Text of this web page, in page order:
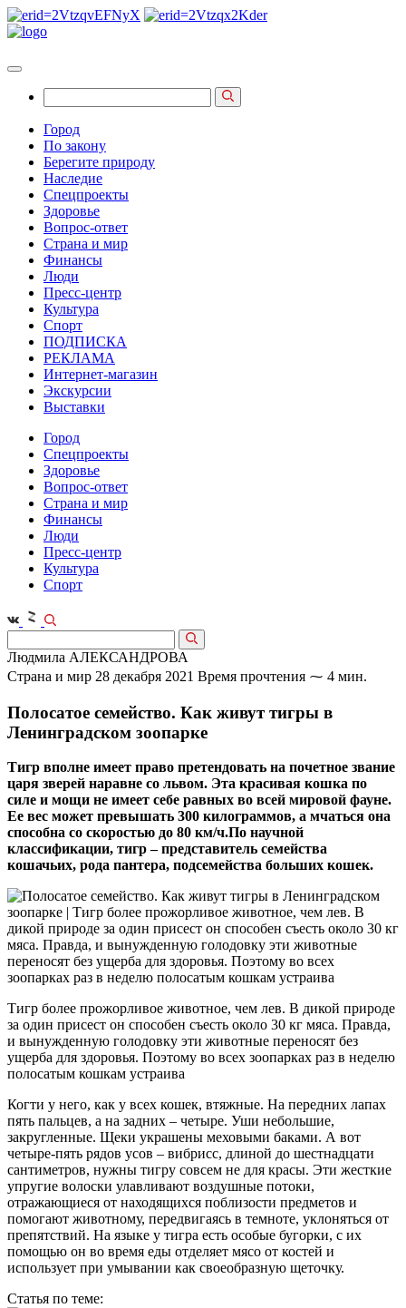
Город
По закону
Берегите природу
Наследие
Спецпроекты
Здоровье
Вопрос-ответ
Страна и мир
Финансы
Люди
Пресс-центр
Культура
Спорт
ПОДПИСКА
РЕКЛАМА
Интернет-магазин
Экскурсии
Выставки
Город
Спецпроекты
Здоровье
Вопрос-ответ
Страна и мир
Финансы
Люди
Пресс-центр
Культура
Спорт
Людмила АЛЕКСАНДРОВА
Страна и мир 28 декабря 2021 Время прочтения ⁓ 4 мин.
Полосатое семейство. Как живут тигры в
Ленинградском зоопарке
Тигр вполне имеет право претендовать на почетное звание
царя зверей наравне со львом. Эта красивая кошка по
силе и мощи не имеет себе равных во всей мировой фауне.
Ее вес может превышать 300 килограммов, а мчаться она
способна со скоростью до 80 км/ч.По научной
классификации, тигр – представитель семейства
кошачьих, рода пантера, подсемейства больших кошек.
Тигр более прожорливое животное, чем лев. В дикой природе
за один присест он способен съесть около 30 кг мяса. Правда,
и вынужденную голодовку эти животные переносят без
ущерба для здоровья. Поэтому во всех зоопарках раз в неделю
полосатым кошкам устраива
Когти у него, как у всех кошек, втяжные. На передних лапах
пять пальцев, а на задних – четыре. Уши небольшие,
закругленные. Щеки украшены меховыми баками. А вот
четыре-пять рядов усов – вибрисс, длиной до шестнадцати
сантиметров, нужны тигру совсем не для красы. Эти жесткие
упругие волоски улавливают воздушные потоки,
отражающиеся от находящихся поблизости предметов и
помогают животному, передвигаясь в темноте, уклоняться от
препятствий. На языке у тигра есть особые бугорки, с их
помощью он во время еды отделяет мясо от костей и
использует при умывании как своеобразную щеточку.
Статья по теме: